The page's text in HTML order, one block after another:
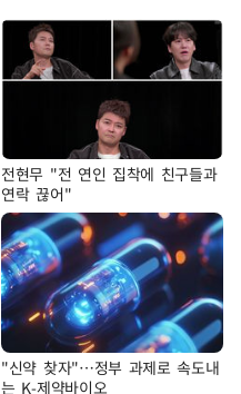
전현무 "전 연인 집착에 친구들과
연락 끊어"
"신약 찾자"…정부 과제로 속도내
는 K-제약바이오